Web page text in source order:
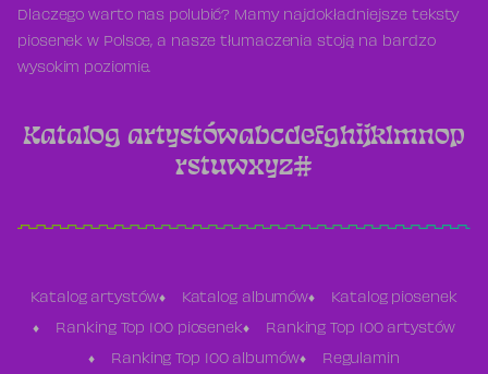
Dlaczego warto nas polubić? Mamy najdokładniejsze teksty
piosenek w Polsce, a nasze tłumaczenia stoją na bardzo
wysokim poziomie.
Katalog artystówabcdefghijklmnop
rstuwxyz#
Katalog artystów Katalog albumów Katalog piosenek
Ranking Top 100 piosenek Ranking Top 100 artystów
Ranking Top 100 albumów Regulamin